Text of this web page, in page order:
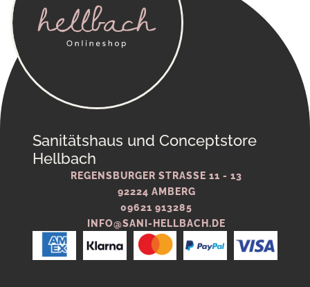
Sanitätshaus und Conceptstore
Hellbach
REGENSBURGER STRASSE 11 - 13
92224 AMBERG
09621 913285
INFO@SANI-HELLBACH.DE